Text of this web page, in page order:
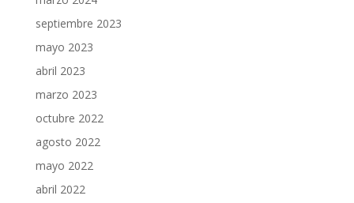
septiembre 2023
mayo 2023
abril 2023
marzo 2023
octubre 2022
agosto 2022
mayo 2022
abril 2022